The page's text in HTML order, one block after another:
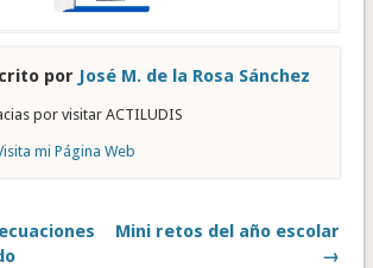
por José M. de la Rosa Sánchez
por visitar ACTILUDIS
mi Página Web
Mini retos del año escolar
→